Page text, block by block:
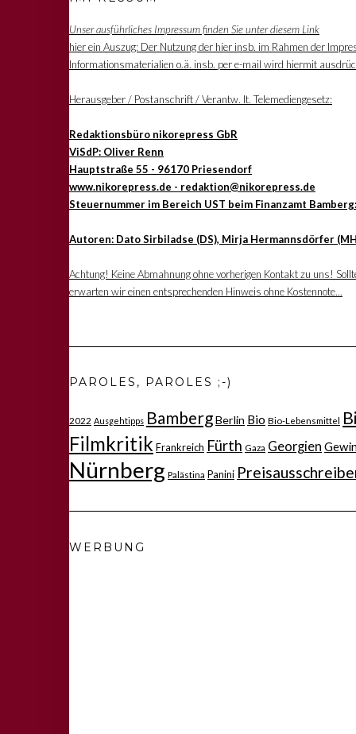
Unser ausführliches Impressum finden Sie unter diesem Link
hier ein Auszug: Der Nutzung der hier insb. im Rahmen der
Informationsmaterialien o.ä. insb. per e-mail wird hiermit
Herausgeber / Postanschrift / Verantw. lt. Telemediengesetz:
Redaktionsbüro nikorepress GbR
ViSdP: Oliver Renn
Hauptstraße 55 - 96170 Priesendorf
www.nikorepress.de - redaktion@nikorepress.de
Steuernummer im Bereich UST beim Finanzamt
Autoren: Dato Sirbiladse (DS), Mirja Hermannsdörfer
Achtung! Keine Abmahnung ohne vorherigen Kontakt zu uns!
erwarten wir einen entsprechenden Hinweis ohne Kostennote...
PAROLES, PAROLES ;-)
2022 Ausgehtipps BambergBerlin Bio Bio-Lebensmittel
Filmkritik Frankreich Fürth Gaza Georgien
Nürnberg Palästina Panini
WERBUNG